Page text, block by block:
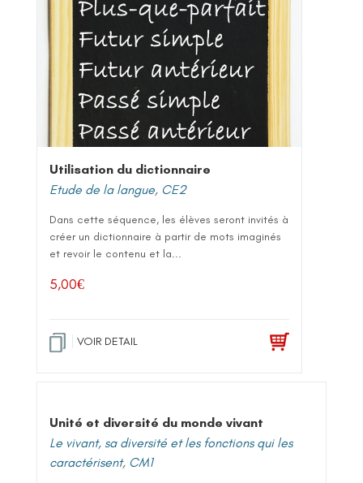
Utilisation du dictionnaire
Etude de la langue, CE2
Dans cette séquence, les élèves seront invités à
créer un dictionnaire à partir de mots imaginés
et revoir le contenu et la...
5,00€
VOIR DETAIL
Unité et diversité du monde vivant
Le vivant, sa diversité et les fonctions qui les
caractérisent, CM1